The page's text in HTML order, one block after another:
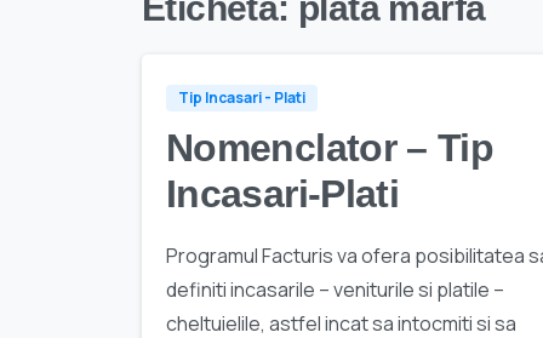
Tip Incasari - Plati
Nomenclator – Tip
Incasari-Plati
Programul Facturis va ofera posibilitatea
definiti incasarile – veniturile si platile –
cheltuielile, astfel incat sa intocmiti si sa